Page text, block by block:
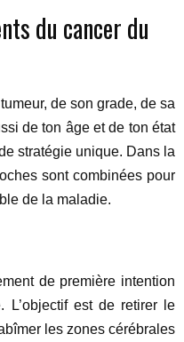
du cancer du
de son grade, de sa
de ton âge et de ton état
stratégie unique. Dans la
sont combinées pour
de la maladie.
de première intention
L’objectif est de retirer le
les zones cérébrales